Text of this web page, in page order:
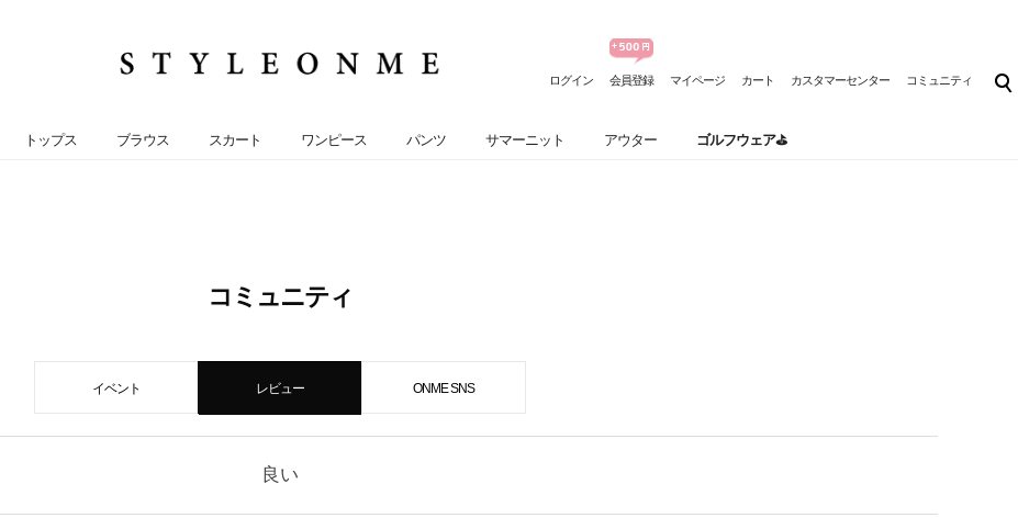
ログイン 会員登録 マイページ カート カスタマーセンター コミュニティ
トップス ブラウス スカート ワンピース パンツ サマーニット アウター ゴルフウェア⛳
コミュニティ
イベント レビュー ONME SNS
良い